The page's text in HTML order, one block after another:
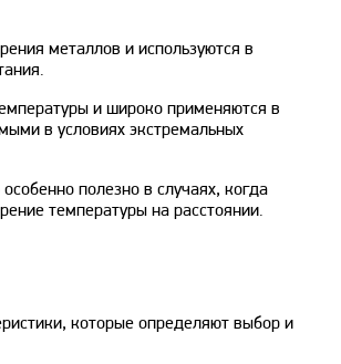
металлов и используются в
и широко применяются в
в условиях экстремальных
полезно в случаях, когда
температуры на расстоянии.
которые определяют выбор и